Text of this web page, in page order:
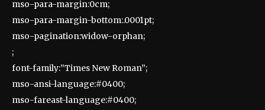
mso-para-margin:0cm;
mso-para-margin-bottom:.0001pt;
mso-pagination:widow-orphan;
;
font-family:”Times New Roman”;
mso-ansi-language:#0400;
mso-fareast-language:#0400;